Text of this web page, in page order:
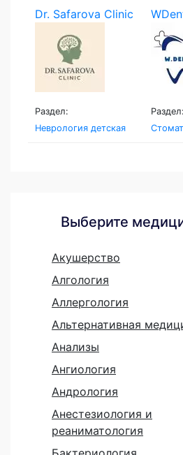
Dr. Safarova Clinic
Раздел:
Неврология детская
Раздел:
Выберите
Акушерство
Алгология
Аллергология
Альтернативная
Анализы
Ангиология
Андрология
Анестезиология и
реаниматология